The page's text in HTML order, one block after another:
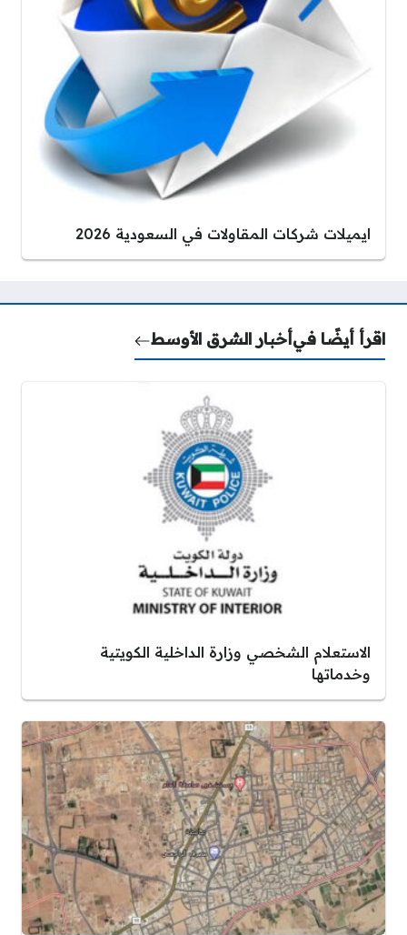
ايميلات شركات المقاولات في السعودية 2026
اقرأ أيضًا فيأخبار الشرق الأوسط
الاستعلام الشخصي وزارة الداخلية الكويتية
وخدماتها